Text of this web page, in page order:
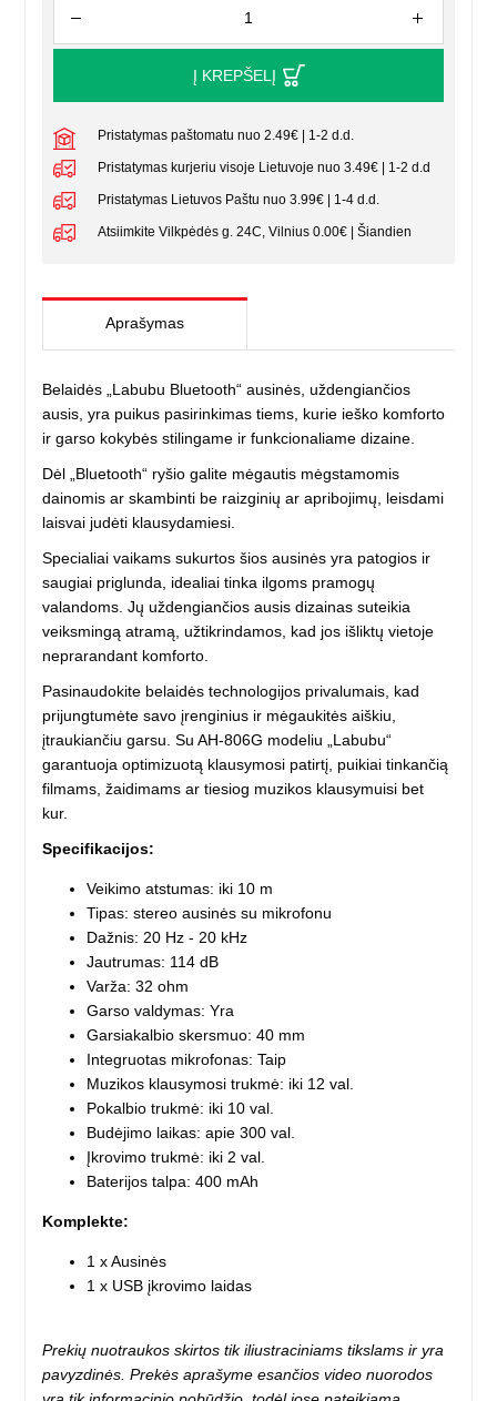
Į KREPŠELĮ
Pristatymas paštomatu nuo 2.49€ | 1-2 d.d.
Pristatymas kurjeriu visoje Lietuvoje nuo 3.49€ | 1-2 d.d
Pristatymas Lietuvos Paštu nuo 3.99€ | 1-4 d.d.
Atsiimkite Vilkpėdės g. 24C, Vilnius 0.00€ | Šiandien
Aprašymas
Belaidės „Labubu Bluetooth“ ausinės, uždengiančios
ausis, yra puikus pasirinkimas tiems, kurie ieško komforto
ir garso kokybės stilingame ir funkcionaliame dizaine.
Dėl „Bluetooth“ ryšio galite mėgautis mėgstamomis
dainomis ar skambinti be raizginių ar apribojimų, leisdami
laisvai judėti klausydamiesi.
Specialiai vaikams sukurtos šios ausinės yra patogios ir
saugiai priglunda, idealiai tinka ilgoms pramogų
valandoms. Jų uždengiančios ausis dizainas suteikia
veiksmingą atramą, užtikrindamos, kad jos išliktų vietoje
neprarandant komforto.
Pasinaudokite belaidės technologijos privalumais, kad
prijungtumėte savo įrenginius ir mėgaukitės aiškiu,
įtraukiančiu garsu. Su AH-806G modeliu „Labubu“
garantuoja optimizuotą klausymosi patirtį, puikiai tinkančią
filmams, žaidimams ar tiesiog muzikos klausymuisi bet
kur.
Specifikacijos:
Veikimo atstumas: iki 10 m
Tipas: stereo ausinės su mikrofonu
Dažnis: 20 Hz - 20 kHz
Jautrumas: 114 dB
Varža: 32 ohm
Garso valdymas: Yra
Garsiakalbio skersmuo: 40 mm
Integruotas mikrofonas: Taip
Muzikos klausymosi trukmė: iki 12 val.
Pokalbio trukmė: iki 10 val.
Budėjimo laikas: apie 300 val.
Įkrovimo trukmė: iki 2 val.
Baterijos talpa: 400 mAh
Komplekte:
1 x Ausinės
1 x USB įkrovimo laidas
Prekių nuotraukos skirtos tik iliustraciniams tikslams ir yra
pavyzdinės. Prekės aprašyme esančios video nuorodos